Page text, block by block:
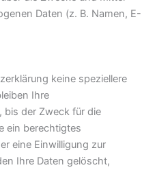
Daten (z. B. Namen, E-
keine speziellere
Ihre
bis der Zweck für die
ein berechtigtes
eine Einwilligung zur
Ihre Daten gelöscht,